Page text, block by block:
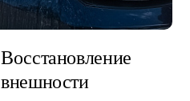
Восстановление
внешности